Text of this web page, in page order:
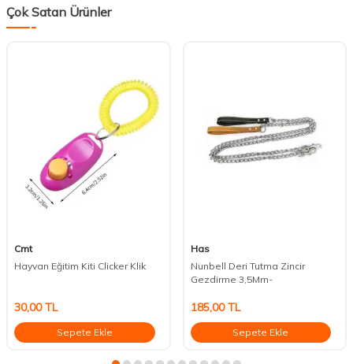
Çok Satan Ürünler
Cmt
Hayvan Eğitim Kiti Clicker Klik
30,00TL
Sepete Ekle
Has
Nunbell Deri Tutma Zincir
Gezdirme 3,5Mm-
185,00TL
Sepete Ekle